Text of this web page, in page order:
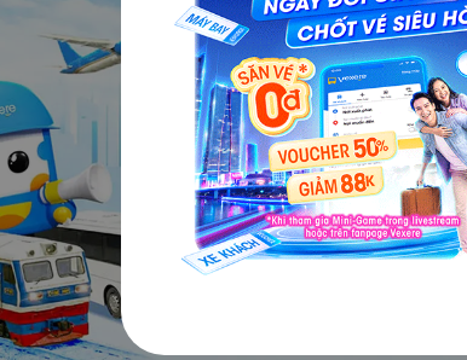
Vexere -
cao,
vụ thuê xe
Ứng dụng
người
chóng và
Tải ứng